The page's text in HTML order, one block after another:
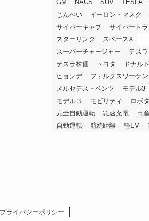
GM
NACS SUV TESLA
じんべい
イーロン・マスク
サイバーキャブ
サイバートラ
スターリンク
スペースX
スーパーチャージャー
テスラ
テスラ株価
トヨタ
ドナル
ヒョンデ
フォルクスワーゲン
メルセデス・ベンツ
モデル3
モデル３
モビリティ ロボ
完全自動運転
急速充電 日産
自動運転
航続距離 軽EV
プライバシーポリシー